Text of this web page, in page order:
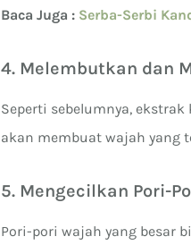
Baca Juga : Serba-Serbi
4. Melembutkan dan
Seperti sebelumnya,
akan membuat wajah yang
5. Mengecilkan Pori-
Pori-pori wajah yang besar